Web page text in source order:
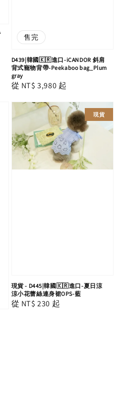
售完
D439|韓國🇰🇷進口-iCANDOR 斜肩
背式寵物背帶-Peekaboo bag_Plum
gray
Regular
從 NT$ 3,980 起
現貨
現貨 - D445|韓國🇰🇷進口-夏日涼
涼小花蕾絲連身裙OPS-藍
Regular
從 NT$ 230 起